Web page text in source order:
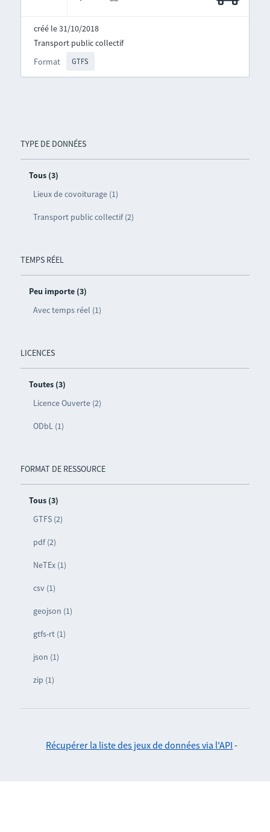
TYPE DE DONNÉES
Tous (3)
Lieux de covoiturage (1)
Transport public collectif (2)
TEMPS RÉEL
Peu importe (3)
Avec temps réel (1)
LICENCES
Toutes (3)
Licence Ouverte (2)
ODbL (1)
FORMAT DE RESSOURCE
Tous (3)
GTFS (2)
pdf (2)
NeTEx (1)
csv (1)
geojson (1)
gtfs-rt (1)
json (1)
zip (1)
créé le 31/10/2018
Format GTFS
Transport public collectif
Récupérer la liste des jeux de données via l'API -